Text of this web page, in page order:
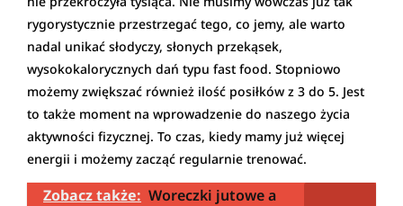
rygorystycznie przestrzegać tego, co jemy, ale warto
nadal unikać słodyczy, słonych przekąsek,
wysokokalorycznych dań typu fast food. Stopniowo
możemy zwiększać również ilość posiłków z 3 do 5. Jest
to także moment na wprowadzenie do naszego życia
aktywności fizycznej. To czas, kiedy mamy już więcej
energii i możemy zacząć regularnie trenować.
Zobacz także: Woreczki jutowe a